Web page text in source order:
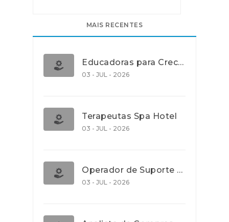
MAIS RECENTES
Educadoras para Creche e J.I., Lisboa
03 - JUL - 2026
Terapeutas Spa Hotel
03 - JUL - 2026
Operador de Suporte Operacional
03 - JUL - 2026